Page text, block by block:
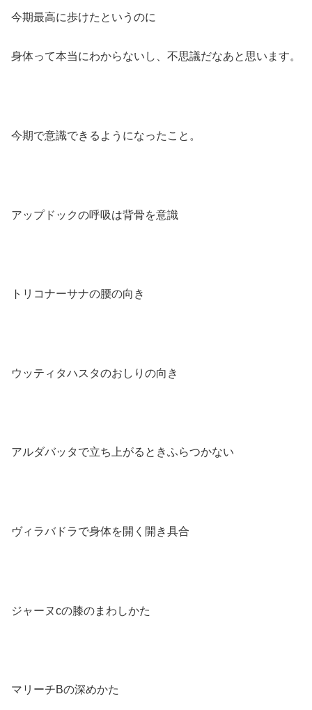
今期最高に歩けたというのに
身体って本当にわからないし、不思議だなあと思います。
今期で意識できるようになったこと。
アップドックの呼吸は背骨を意識
トリコナーサナの腰の向き
ウッティタハスタのおしりの向き
アルダバッタで立ち上がるときふらつかない
ヴィラバドラで身体を開く開き具合
ジャーヌcの膝のまわしかた
マリーチBの深めかた